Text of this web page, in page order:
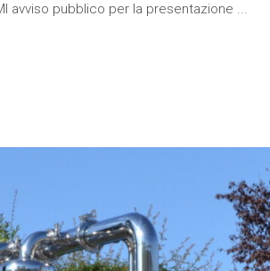
avviso pubblico per la presentazione